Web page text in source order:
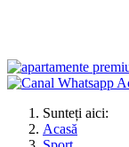
Sunteți aici:
Acasă